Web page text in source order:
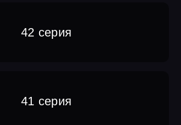
42 серия
41 серия